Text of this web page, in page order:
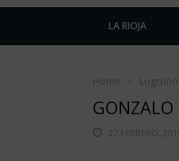
LA RIOJA
Home Logroño
GONZALO
27 FEBRERO,